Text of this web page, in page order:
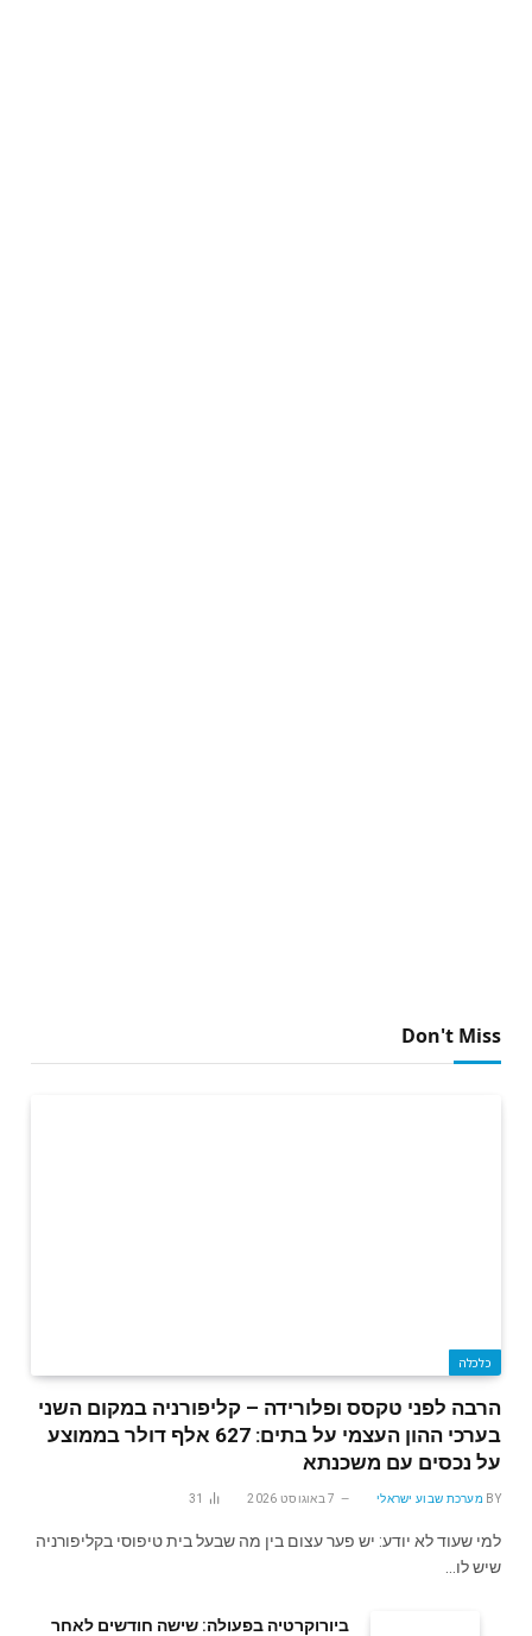
Don't Miss
כלכלה
הרבה לפני טקסס ופלורידה – קליפורניה במקום השני
בערכי ההון העצמי על בתים: 627 אלף דולר בממוצע
על נכסים עם משכנתא
BY מערכת שבוע ישראלי 7 באוגוסט 2026 31
למי שעוד לא יודע: יש פער עצום בין מה שבעל בית טיפוסי בקליפורניה
שיש לו…
ביורוקרטיה בפעולה: שישה חודשים לאחר